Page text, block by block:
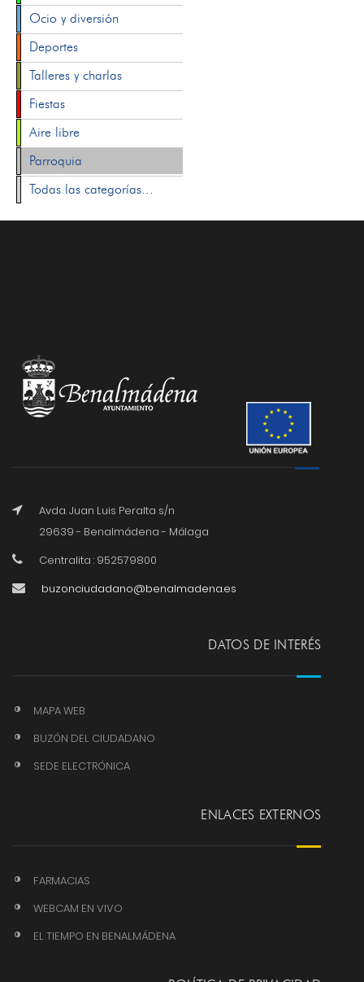
Ocio y diversión
Deportes
Talleres y charlas
Fiestas
Aire libre
Parroquia
Todas las categorías...
Avda. Juan Luis Peralta s/n
29639 - Benalmádena - Málaga
Centralita : 952579800
buzonciudadano@benalmadena.es
DATOS DE INTERÉS
MAPA WEB
BUZÓN DEL CIUDADANO
SEDE ELECTRÓNICA
ENLACES EXTERNOS
FARMACIAS
WEBCAM EN VIVO
EL TIEMPO EN BENALMÁDENA